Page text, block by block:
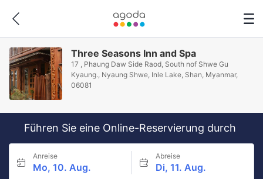
Three Seasons Inn and Spa
17 , Phaung Daw Side Raod, South nof Shwe Gu
Kyaung., Nyaung Shwe, Inle Lake, Shan, Myanmar,
06081
Führen Sie eine Online-Reservierung durch
Anreise
Mo, 10. Aug.
Abreise
Di, 11. Aug.